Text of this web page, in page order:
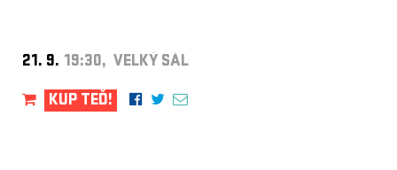
21. 9. 19:30, VELKÝ SÁL
KUP TEĎ!